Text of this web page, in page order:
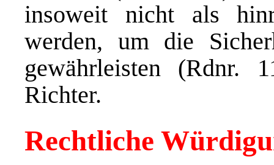
insoweit nicht als
werden, um die
gewährleisten (Rdnr.
Richter.
Rechtliche